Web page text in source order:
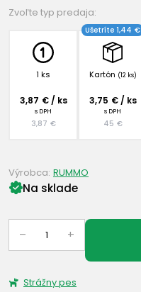
Zvoľte typ predaja:
1 ks
3,87 € / ks
s DPH
3,87 €
Kartón (12 ks)
Ušetríte 1,44 €
3,75 € / ks
s DPH
45 €
Na sklade
Výrobca: RUMMO
– +
Strážny pes